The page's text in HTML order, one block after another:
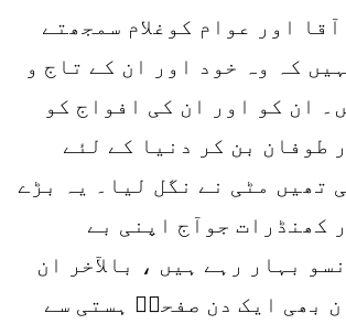
اور عوام کوغلام سمجھتے
کہ وہ خود اور ان کے تاج و
ان کو اور ان کی افواج کو
طوفان بن کر دنیا کے لئے
تھیں مٹی نے نگل لیا۔ یہ بڑے
کھنڈرات جوآج اپنی بے
بہار رہے ہیں ، بالآخر ان
بھی ایک دن صفحہؑ ہستی سے